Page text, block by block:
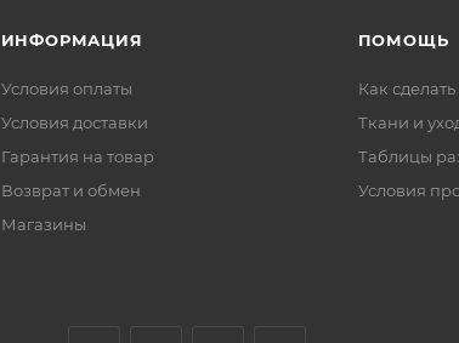
ИНФОРМАЦИЯ
Условия оплаты
Условия доставки
Гарантия на товар
Возврат и обмен
Магазины
ПОМОЩЬ
Как сделать
Ткани и
Таблицы
Условия